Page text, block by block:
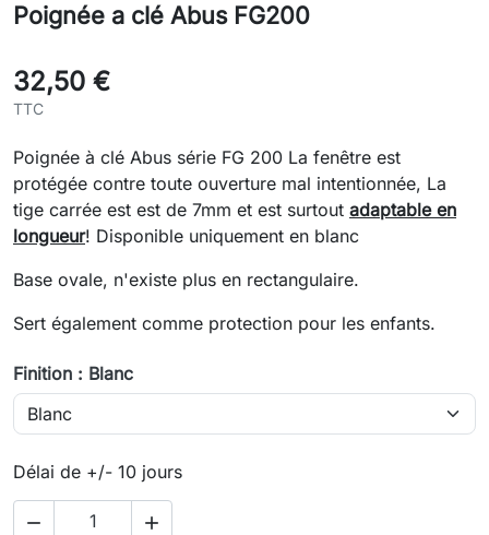
Poignée a clé Abus FG200
32,50 €
TTC
Poignée à clé Abus série FG 200 La fenêtre est
protégée contre toute ouverture mal intentionnée, La
tige carrée est est de 7mm et est surtout adaptable en
longueur! Disponible uniquement en blanc
Base ovale, n'existe plus en rectangulaire.
Sert également comme protection pour les enfants.
Finition : Blanc
Délai de +/- 10 jours
 